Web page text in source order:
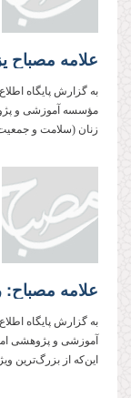
به گزارش پایگاه
مؤسسه آموزشی و
زنان (سلامت و
به گزارش پایگاه
آموزشی و پژوهشی
این‌که از بزرگ‌ترین